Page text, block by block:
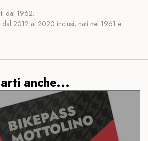
dal 1962.
dal 2012 al 2020 inclusi; nati nel 1961 e
anche...